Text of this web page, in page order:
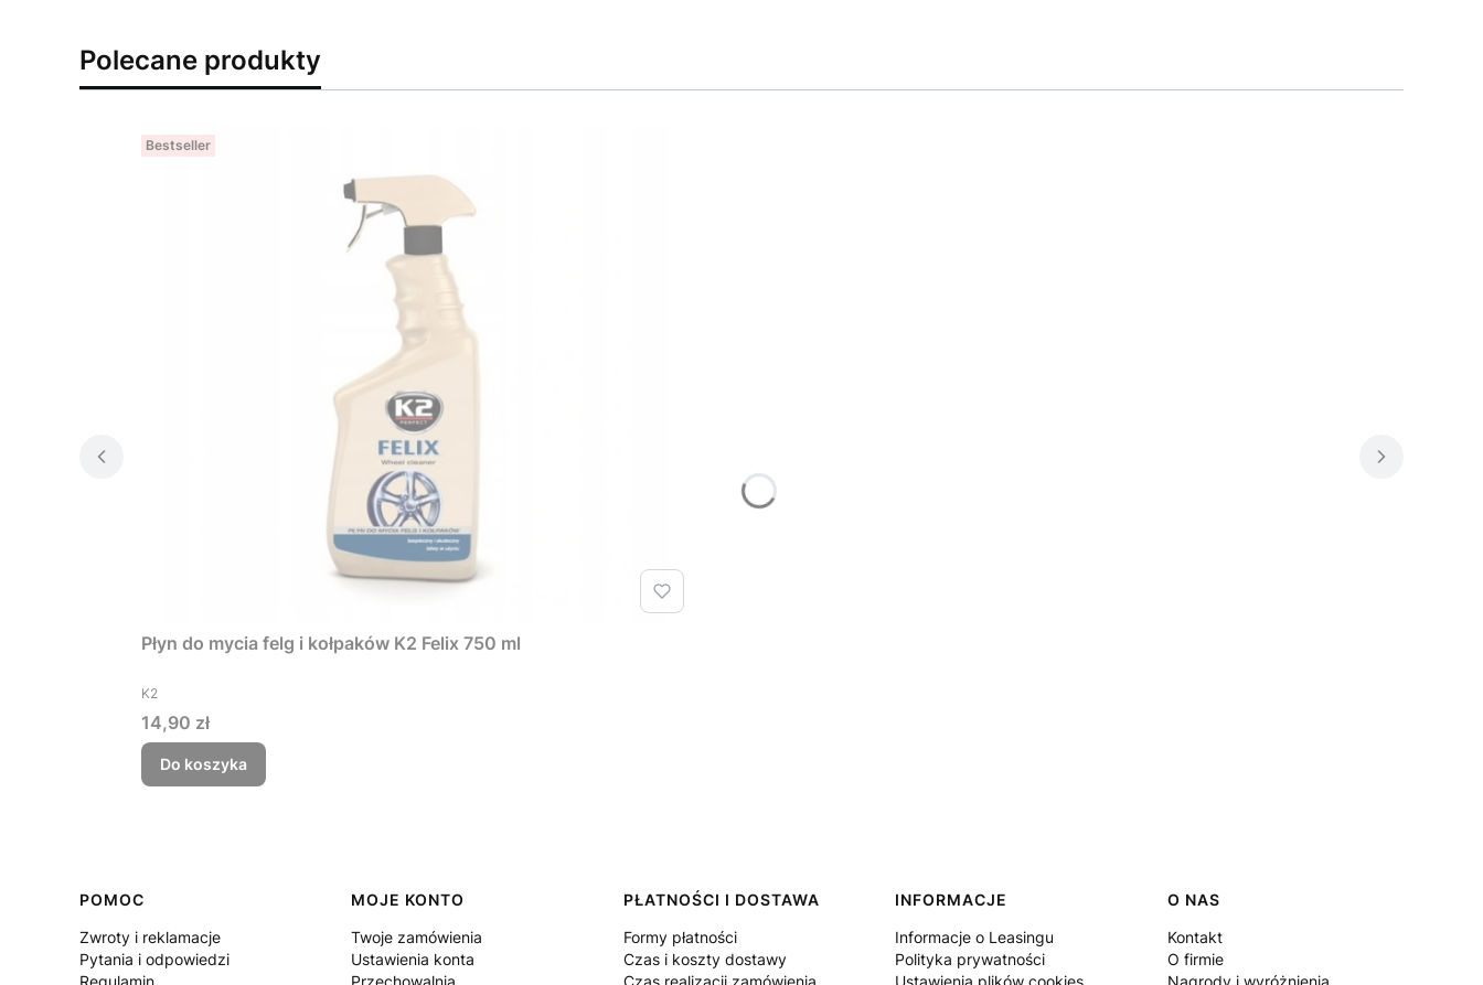
Polecane produkty
Bestseller
Płyn do mycia felg i kołpaków K2 Felix 750 ml
PRODUCENT
K2
Cena
14,90 zł
Do koszyka
Linki w stopce
POMOC
Zwroty i reklamacje
Pytania i odpowiedzi
Regulamin
MOJE KONTO
Twoje zamówienia
Ustawienia konta
Przechowalnia
PŁATNOŚCI I DOSTAWA
Formy płatności
Czas i koszty dostawy
Czas realizacji zamówienia
INFORMACJE
Informacje o Leasingu
Polityka prywatności
Ustawienia plików cookies
O NAS
Kontakt
O firmie
Nagrody i wyróżnienia